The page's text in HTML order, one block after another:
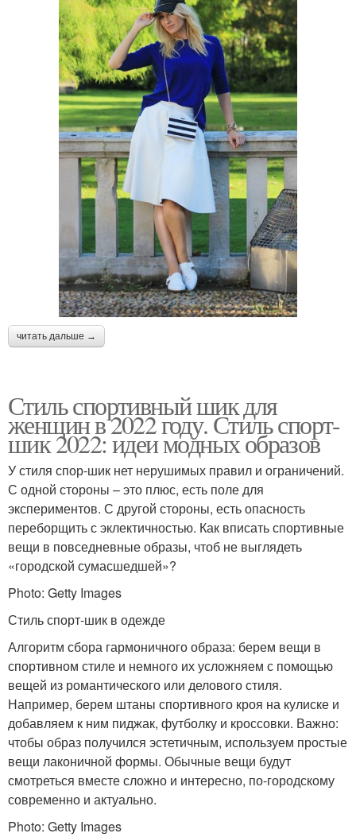
читать дальше →
Стиль спортивный шик для
женщин в 2022 году. Стиль спорт-
шик 2022: идеи модных образов
У стиля спор-шик нет нерушимых правил и ограничений.
С одной стороны – это плюс, есть поле для
экспериментов. С другой стороны, есть опасность
переборщить с эклектичностью. Как вписать спортивные
вещи в повседневные образы, чтоб не выглядеть
«городской сумасшедшей»?
Photo: Getty Images
Стиль спорт-шик в одежде
Алгоритм сбора гармоничного образа: берем вещи в
спортивном стиле и немного их усложняем с помощью
вещей из романтического или делового стиля.
Например, берем штаны спортивного кроя на кулиске и
добавляем к ним пиджак, футболку и кроссовки. Важно:
чтобы образ получился эстетичным, используем простые
вещи лаконичной формы. Обычные вещи будут
смотреться вместе сложно и интересно, по-городскому
современно и актуально.
Photo: Getty Images